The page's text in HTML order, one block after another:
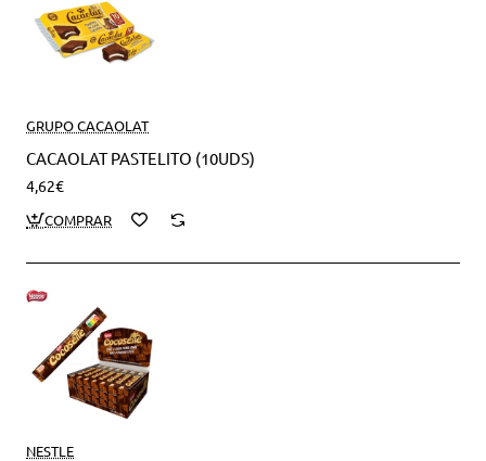
GRUPO CACAOLAT
CACAOLAT PASTELITO (10UDS)
4,62€
NESTLE